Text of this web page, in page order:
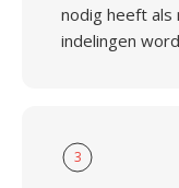
nodig heeft als
indelingen
3